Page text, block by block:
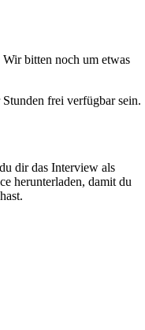
bitten noch um etwas
frei verfügbar sein.
dir das Interview als
herunterladen, damit du